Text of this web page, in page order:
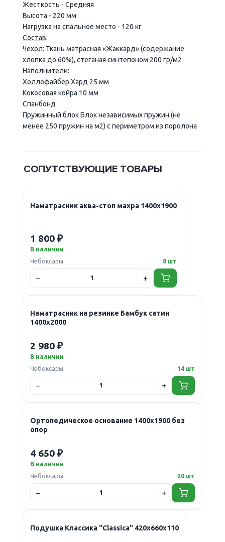
Жесткость - Средняя
Высота - 220 мм
Нагрузка на спальное место - 120 кг
Состав:
Чехол: Ткань матрасная «Жаккард» (содержание
хлопка до 60%), стеганая синтепоном 200 гр/м2
Наполнители:
Холлофайбер Хард 25 мм
Кокосовая койра 10 мм
Спанбонд
Пружинный блок Блок независимых пружин (не
менее 250 пружин на м2) с периметром из поролона
СОПУТСТВУЮЩИЕ ТОВАРЫ
Наматрасник аква-стоп махра 1400х1900
1 800 ₽
В наличии
Чебоксары
8 шт
Наматрасник на резинке Бамбук сатин
1400х2000
2 980 ₽
В наличии
Чебоксары
14 шт
Ортопедическое основание 1400х1900 без
опор
4 650 ₽
В наличии
Чебоксары
20 шт
Подушка Классика "Classica" 420х660х110